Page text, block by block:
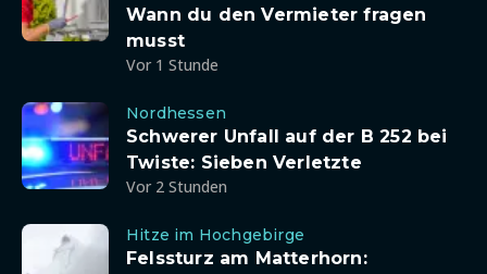
Wann du den Vermieter fragen
musst
Vor 1 Stunde
Nordhessen
Schwerer Unfall auf der B 252 bei
Twiste: Sieben Verletzte
Vor 2 Stunden
Hitze im Hochgebirge
Felssturz am Matterhorn: